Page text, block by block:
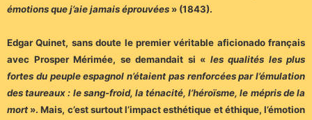
émotions que j’aie jamais éprouvées » (1843).
Edgar Quinet, sans doute le premier véritable aficionado français
avec Prosper Mérimée, se demandait si « les qualités les plus
fortes du peuple espagnol n’étaient pas renforcées par l’émulation
des taureaux : le sang-froid, la ténacité, l’héroïsme, le mépris de la
mort». Mais, c’est surtout l’impact esthétique et éthique, l’émotion